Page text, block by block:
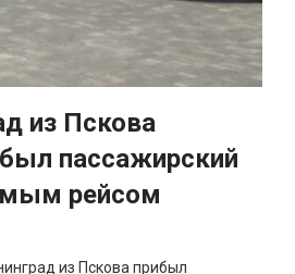
из Пскова
пассажирский
рейсом
из Пскова прибыл